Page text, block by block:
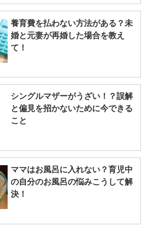
養育費を払わない方法がある？未
婚と元妻が再婚した場合を教え
て！
シングルマザーがうざい！？誤解
と偏見を招かないために今できる
こと
ママはお風呂に入れない？育児中
の自分のお風呂の悩みこうして解
決！